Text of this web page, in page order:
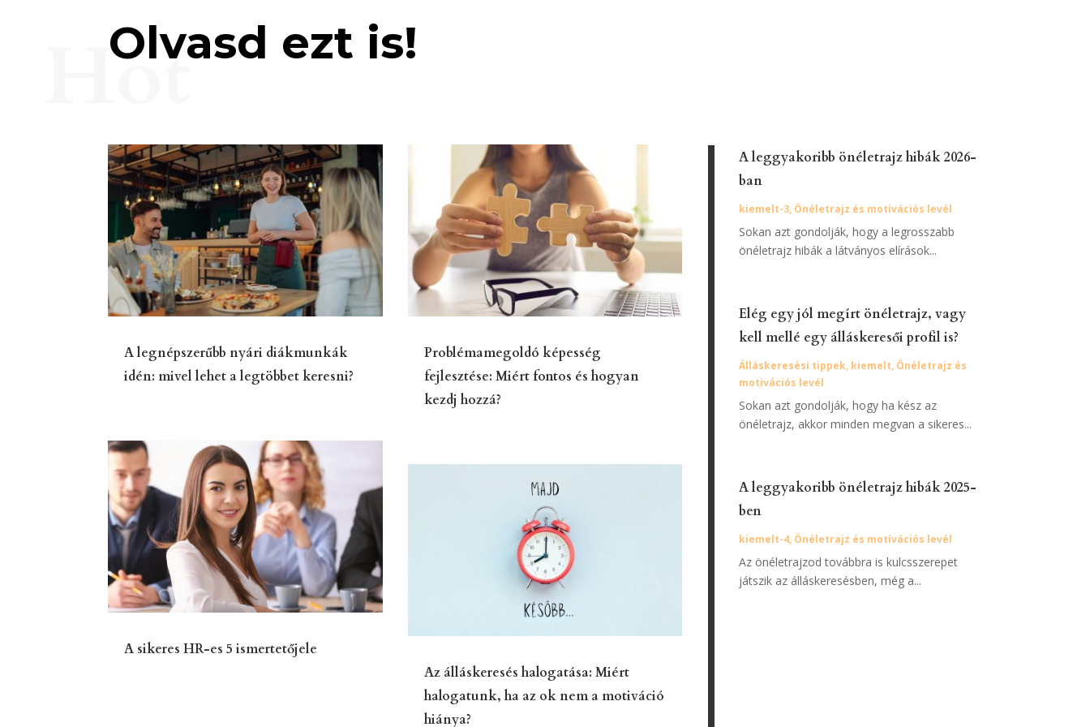
Olvasd ezt is!
Hot
A legnépszerűbb nyári diákmunkák
idén: mivel lehet a legtöbbet keresni?
A sikeres HR-es 5 ismertetőjele
Problémamegoldó képesség
fejlesztése: Miért fontos és hogyan
kezdj hozzá?
Az álláskeresés halogatása: Miért
halogatunk, ha az ok nem a motiváció
hiánya?
A leggyakoribb önéletrajz hibák 2026-
ban
kiemelt-3, Önéletrajz és motivációs levél
Sokan azt gondolják, hogy a legrosszabb
önéletrajz hibák a látványos elírások...
Elég egy jól megírt önéletrajz, vagy
kell mellé egy álláskeresői profil is?
Álláskeresési tippek, kiemelt, Önéletrajz és
motivációs levél
Sokan azt gondolják, hogy ha kész az
önéletrajz, akkor minden megvan a sikeres...
A leggyakoribb önéletrajz hibák 2025-
ben
kiemelt-4, Önéletrajz és motivációs levél
Az önéletrajzod továbbra is kulcsszerepet
játszik az álláskeresésben, még a...